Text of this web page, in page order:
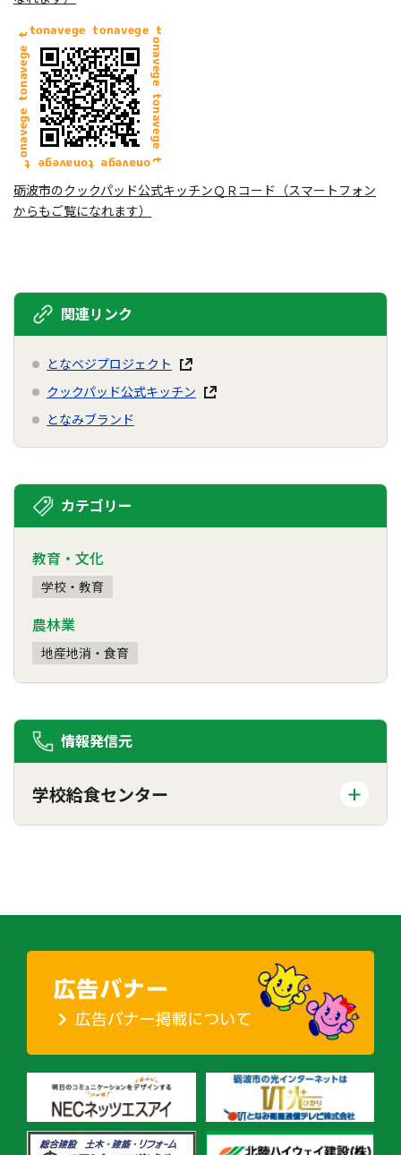
砺波市のクックパッド公式キッチンＱＲコード（スマートフォン
からもご覧になれます）
関連リンク
となベジプロジェクト
クックパッド公式キッチン
となみブランド
カテゴリー
教育・文化
学校・教育
農林業
地産地消・食育
情報発信元
学校給食センター